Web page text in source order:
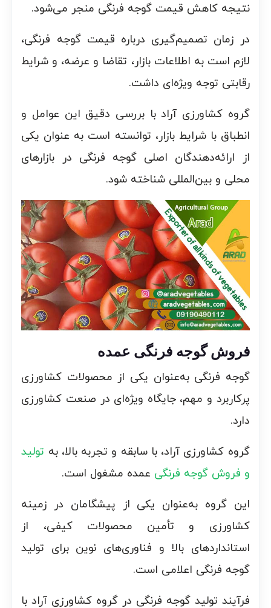
نتیجه کاهش قیمت گوجه فرنگی منجر می‌شود.
در زمان تصمیم‌گیری درباره قیمت گوجه فرنگی،
لازم است به اطلاعات بازار، تقاضا و عرضه، و شرایط
رقابتی توجه ویژه‌ای داشت.
گروه کشاورزی آراد با بررسی دقیق این عوامل و
انطباق با شرایط بازار، توانسته است به عنوان یکی
از ارائه‌دهندگان اصلی گوجه فرنگی در بازارهای
محلی و بین‌المللی شناخته شود.
فروش گوجه فرنگی عمده
گوجه فرنگی به‌عنوان یکی از محصولات کشاورزی
پرکاربرد و مهم، جایگاه ویژه‌ای در صنعت کشاورزی
دارد.
گروه کشاورزی آراد، با سابقه و تجربه بالا، به تولید
و فروش گوجه فرنگی عمده مشغول است.
این گروه به‌عنوان یکی از پیشگامان در زمینه
کشاورزی و تأمین محصولات کیفی، از
استانداردهای بالا و فناوری‌های نوین برای تولید
گوجه فرنگی اعلامی است.
فرآیند تولید گوجه فرنگی در گروه کشاورزی آراد با